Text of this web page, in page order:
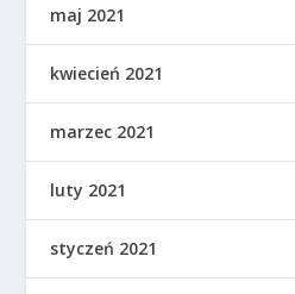
maj 2021
kwiecień 2021
marzec 2021
luty 2021
styczeń 2021